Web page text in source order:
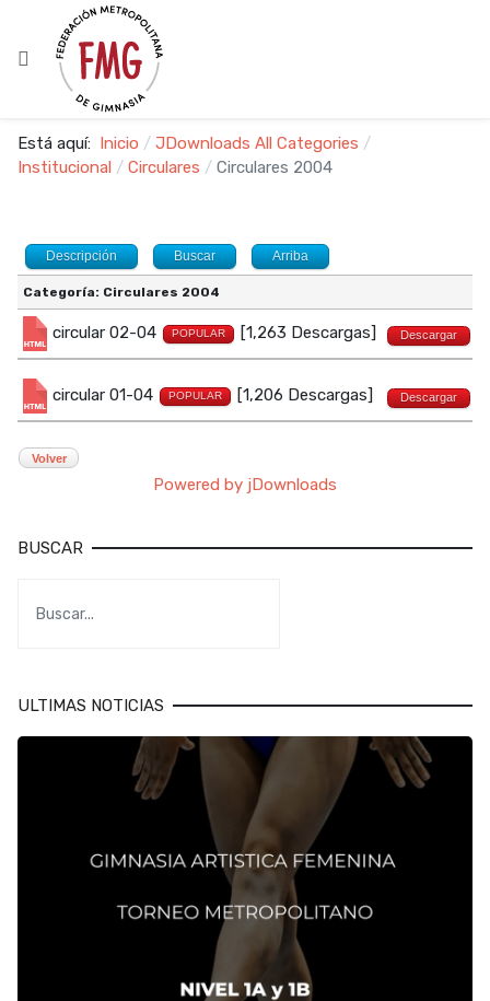
Está aquí: Inicio
JDownloads All Categories
Institucional
Circulares Circulares 2004
Descripción Buscar Arriba
Categoría: Circulares 2004
circular 02-04 POPULAR [1,263 Descargas] Descargar
circular 01-04 POPULAR [1,206 Descargas] Descargar
Volver
Powered by jDownloads
BUSCAR
ULTIMAS NOTICIAS